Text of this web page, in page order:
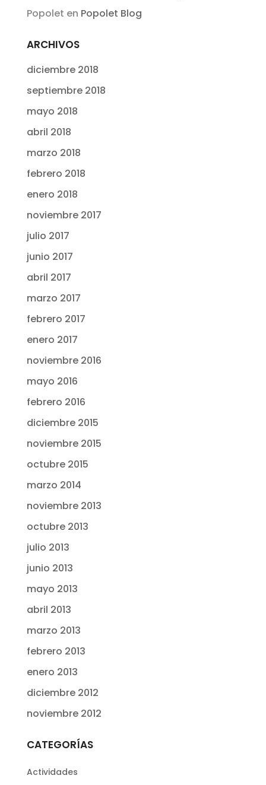
Popolet en Popolet Blog
ARCHIVOS
diciembre 2018
septiembre 2018
mayo 2018
abril 2018
marzo 2018
febrero 2018
enero 2018
noviembre 2017
julio 2017
junio 2017
abril 2017
marzo 2017
febrero 2017
enero 2017
noviembre 2016
mayo 2016
febrero 2016
diciembre 2015
noviembre 2015
octubre 2015
marzo 2014
noviembre 2013
octubre 2013
julio 2013
junio 2013
mayo 2013
abril 2013
marzo 2013
febrero 2013
enero 2013
diciembre 2012
noviembre 2012
CATEGORÍAS
Actividades